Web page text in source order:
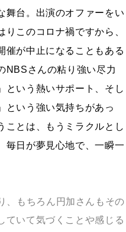
舞台。出演のオファーをい
このコロナ禍ですから、
催が中止になることもある
さんの粘り強い尽力
という熱いサポート、そし
という強い気持ちがあっ
ことは、もうミラクルとし
毎日が夢見心地で、一瞬一
、もちろん円加さんもその
ていて気づくことや感じる